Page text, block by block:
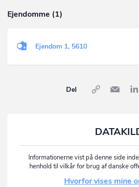
Ejendomme (1)
Ejendom 1, 5610
Del
Informationerne vist på denne side
henhold til vilkår for brug af danske
Hvorfor vises mine